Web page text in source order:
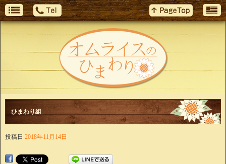
ひまわり組
投稿日 2018年11月14日